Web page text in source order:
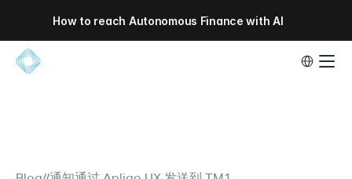
How to reach Autonomous Finance with AI
Select